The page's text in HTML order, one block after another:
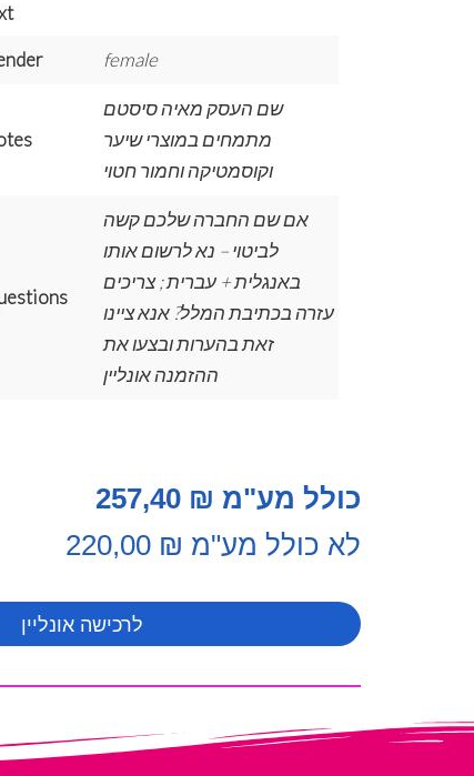
female
שם העסק מאיה סיסטם
מתמחים במוצרי שיער
וקוסמטיקה וחמור חטוי
אם שם החברה שלכם קשה
לביטוי – נא לרשום אותו
באנגלית + עברית ; צריכים
עזרה בכתיבת המלל? אנא ציינו
זאת בהערות ובצעו את
ההזמנה אונליין
כולל מע"מ ₪ 257,40
לא כולל מע"מ ₪ 220,00
לרכישה אונליין